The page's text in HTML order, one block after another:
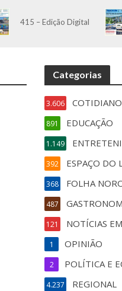
415 – Edição Digital
Categorias
COTIDIANO
3.606
EDUCAÇÃO
891
1.149
ESPAÇO DO
392
FOLHA
368
487
NOTÍCIAS
121
OPINIÃO
1
POLÍTICA E
2
REGIONAL
4.237